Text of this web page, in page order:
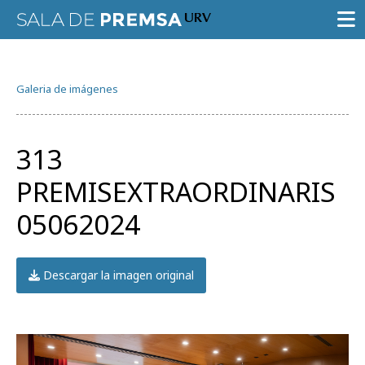
GALERÍA DE IMÁGENES
AGENDA URV
Galeria de imágenes
313
PREMISEXTRAORDINARIS
05062024
Descargar la imagen original